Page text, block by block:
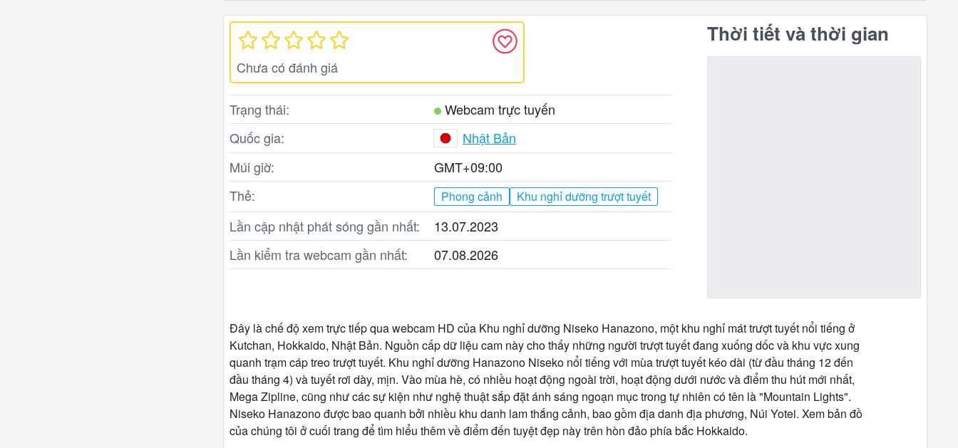
Chưa có đánh giá
Trạng thái:
Webcam trực tuyến
Quốc gia:
Nhật Bản
Múi giờ:
GMT+09:00
Thẻ:
Phong cảnh Khu nghỉ dưỡng trượt tuyết
Lần cập nhật phát sóng gần nhất:
13.07.2023
Lần kiểm tra webcam gần nhất:
07.08.2026
Thời tiết và thời gian
Đây là chế độ xem trực tiếp qua webcam HD của Khu nghỉ dưỡng Niseko Hanazono, một khu nghỉ mát trượt tuyết nổi tiếng ở
Kutchan, Hokkaido, Nhật Bản. Nguồn cấp dữ liệu cam này cho thấy những người trượt tuyết đang xuống dốc và khu vực xung
quanh trạm cáp treo trượt tuyết. Khu nghỉ dưỡng Hanazono Niseko nổi tiếng với mùa trượt tuyết kéo dài (từ đầu tháng 12 đến
đầu tháng 4) và tuyết rơi dày, mịn. Vào mùa hè, có nhiều hoạt động ngoài trời, hoạt động dưới nước và điểm thu hút mới nhất,
Mega Zipline, cũng như các sự kiện như nghệ thuật sắp đặt ánh sáng ngoạn mục trong tự nhiên có tên là "Mountain Lights".
Niseko Hanazono được bao quanh bởi nhiều khu danh lam thắng cảnh, bao gồm địa danh địa phương, Núi Yotei. Xem bản đồ
của chúng tôi ở cuối trang để tìm hiểu thêm về điểm đến tuyệt đẹp này trên hòn đảo phía bắc Hokkaido.